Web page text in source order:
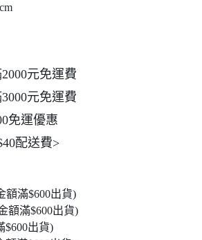
元免運費
元免運費
免運優惠
配送費>
額滿$600出貨)
額滿$600出貨)
$600出貨)